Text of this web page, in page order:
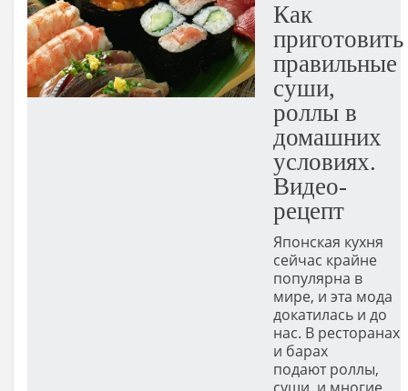
Как
приготовить
правильные
суши,
роллы в
домашних
условиях.
Видео-
рецепт
Японская кухня
сейчас крайне
популярна в
мире, и эта мода
докатилась и до
нас. В ресторанах
и барах
подают роллы,